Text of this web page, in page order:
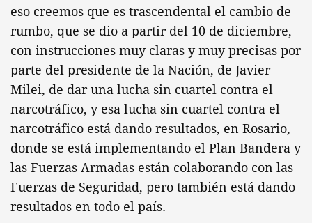
eso creemos que es trascendental el cambio de
rumbo, que se dio a partir del 10 de diciembre,
con instrucciones muy claras y muy precisas por
parte del presidente de la Nación, de Javier
Milei, de dar una lucha sin cuartel contra el
narcotráfico, y esa lucha sin cuartel contra el
narcotráfico está dando resultados, en Rosario,
donde se está implementando el Plan Bandera y
las Fuerzas Armadas están colaborando con las
Fuerzas de Seguridad, pero también está dando
resultados en todo el país.